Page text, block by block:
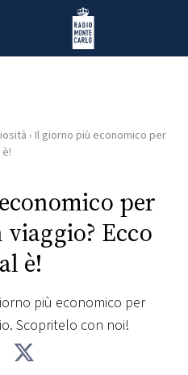
Radio Monte Carlo
› Il giorno più economico per
per
Ecco
è!
più economico per
Scopritelo con noi!